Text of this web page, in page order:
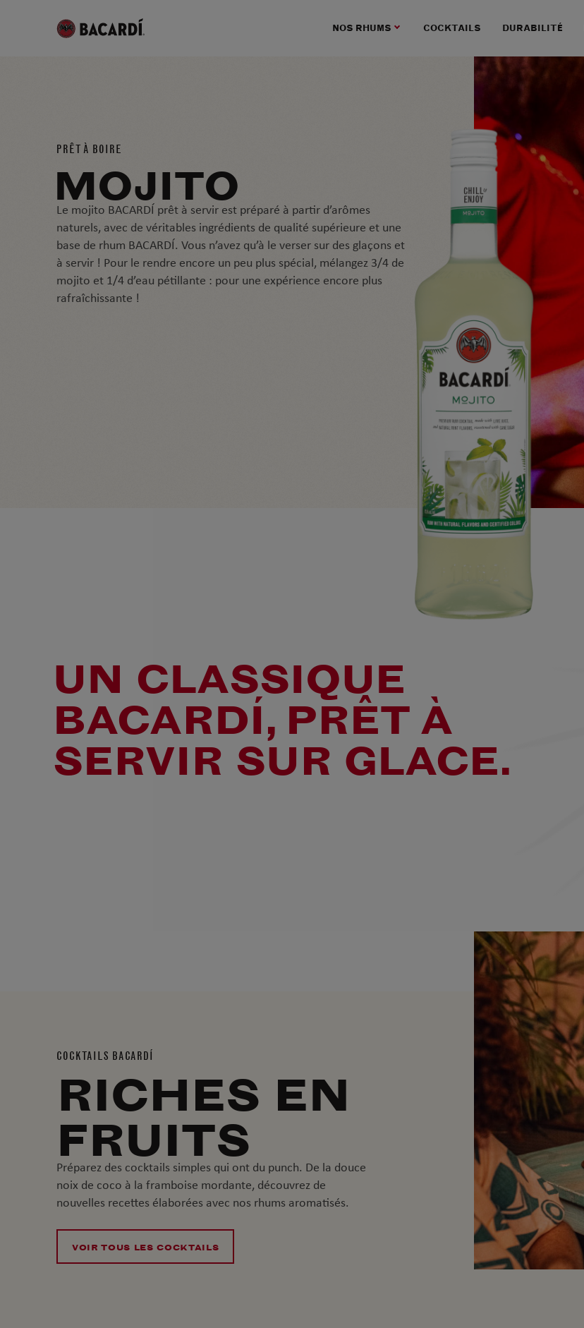
NOS RHUMS COCKTAILS DURABILITÉ
PRÊT À BOIRE
MOJITO
Le mojito BACARDÍ prêt à servir est préparé à partir d’arômes
naturels, avec de véritables ingrédients de qualité supérieure et une
base de rhum BACARDÍ. Vous n’avez qu’à le verser sur des glaçons et
à servir ! Pour le rendre encore un peu plus spécial, mélangez 3/4 de
mojito et 1/4 d’eau pétillante : pour une expérience encore plus
rafraîchissante !
UN CLASSIQUE
BACARDÍ, PRÊT À
SERVIR SUR GLACE.
COCKTAILS BACARDÍ
RICHES EN
FRUITS
Préparez des cocktails simples qui ont du punch. De la douce
noix de coco à la framboise mordante, découvrez de
nouvelles recettes élaborées avec nos rhums aromatisés.
VOIR TOUS LES COCKTAILS